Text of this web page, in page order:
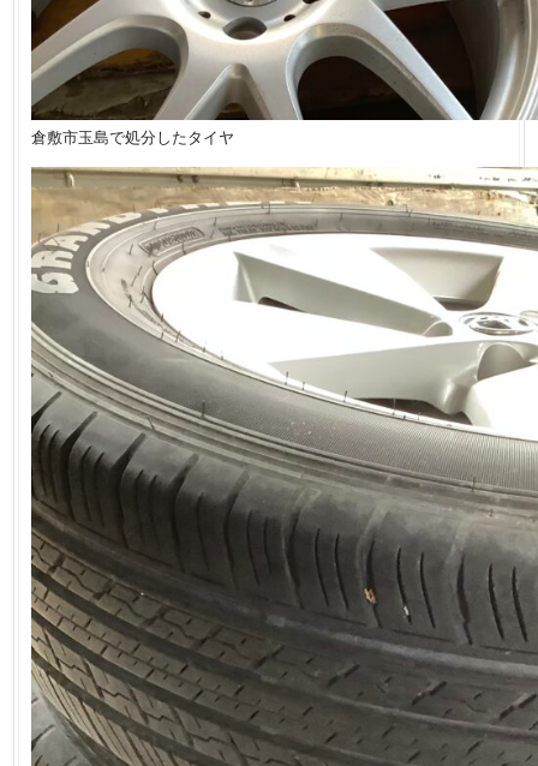
倉敷市玉島で処分したタイヤ